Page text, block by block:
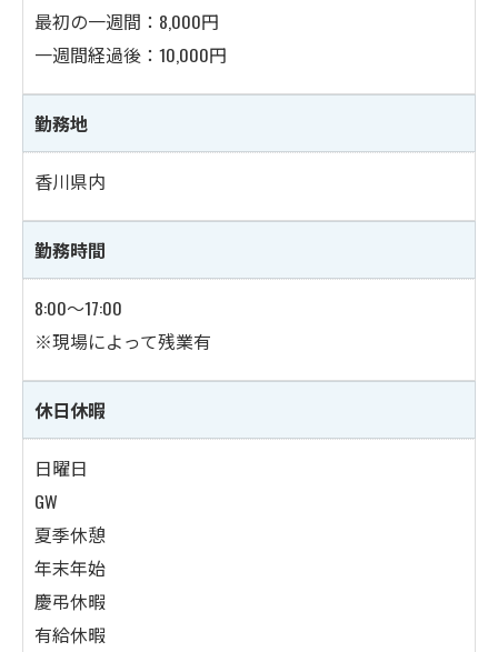
最初の一週間：8,000円
一週間経過後：10,000円
勤務地
香川県内
勤務時間
8:00～17:00
※現場によって残業有
休日休暇
日曜日
GW
夏季休憩
年末年始
慶弔休暇
有給休暇